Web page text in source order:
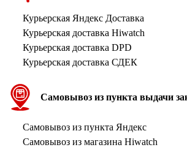
Курьерская Яндекс Доставка
Курьерская доставка Hiwatch
Курьерская доставка DPD
Курьерская доставка СДЕК
Самовывоз из пункта выдачи
Самовывоз из пункта Яндекс
Самовывоз из магазина Hiwatch